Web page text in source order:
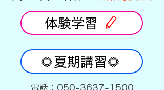
体験学習
🌻夏期講習🌻
​電話：050-3637-1500